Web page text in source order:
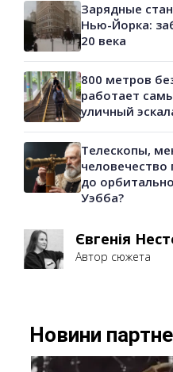
Зарядные
Нью-Йорка:
20 века
800 метров
работает
уличный
Телескопы,
до
Уэбба?
Євгенія
Автор сюжета